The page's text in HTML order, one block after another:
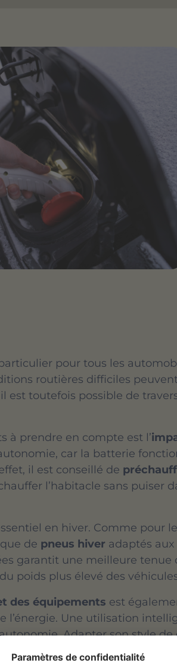
pour tous les
routières difficiles
est toutefois possible de
à prendre en compte est l’
car la batterie
il est conseillé de
l’habitacle sans puiser
en hiver. Comme pour
de pneus hiver adaptés
garantit une meilleure
poids plus élevé des
des équipements est
l’énergie. Une utilisation
Adapter son style
aussi à une conduite plus